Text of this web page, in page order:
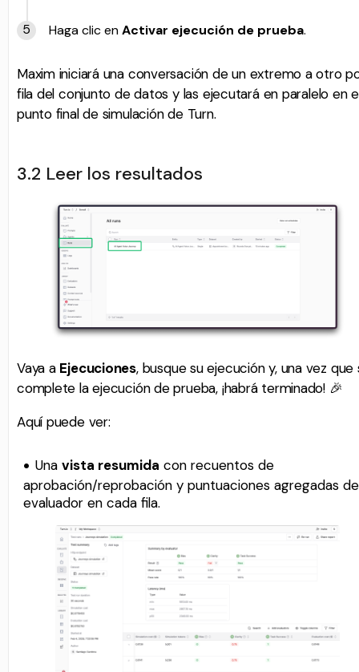
Haga clic enActivar ejecución de prueba.
Maxim iniciará una conversación de un extremo a otro
fila del conjunto de datos y las ejecutará en paralelo en
punto final de simulación de Turn.
3.2 Leer los resultados
Vaya a Ejecuciones, busque su ejecución y, una vez que
complete la ejecución de prueba, ¡habrá terminado! 🎉
Aquí puede ver:
Unavista resumida con recuentos de
aprobación/reprobación y puntuaciones agregadas
evaluador en cada fila.